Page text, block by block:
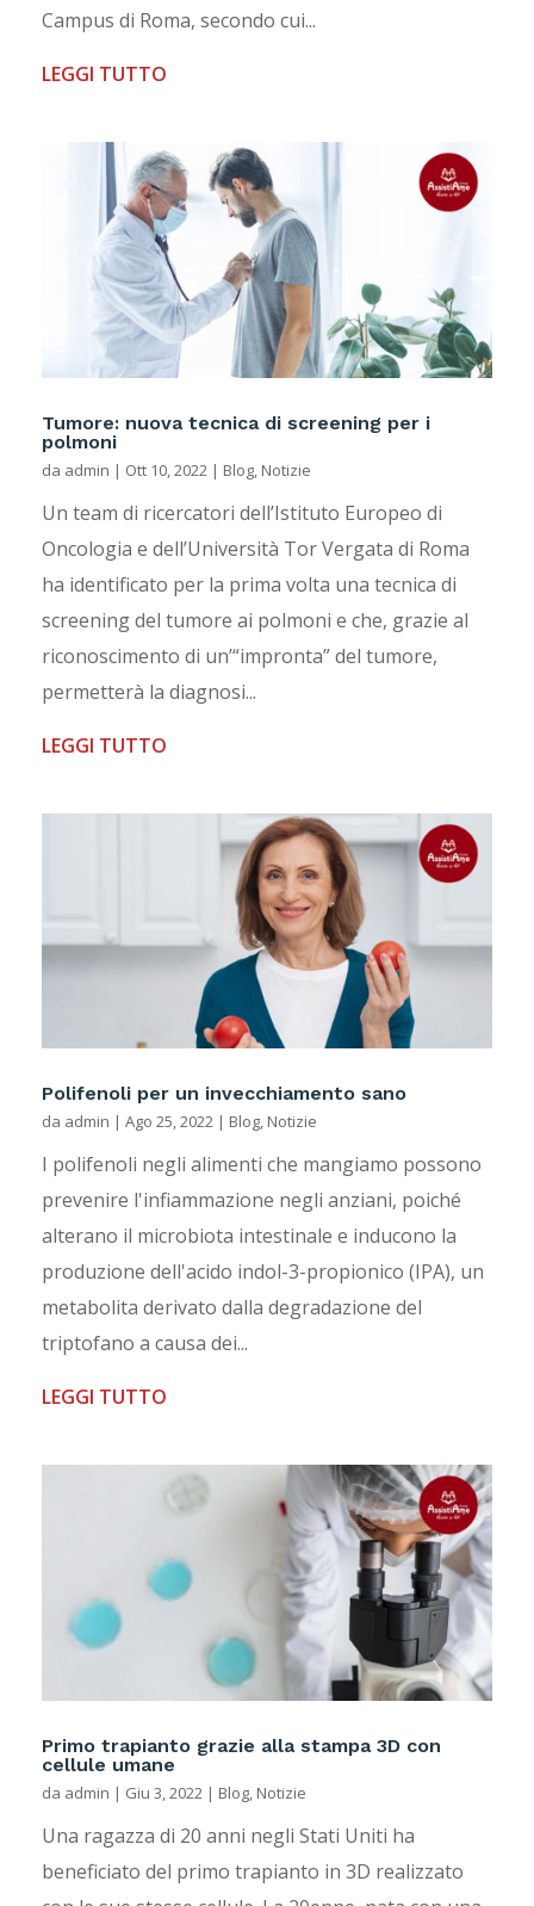
Campus di Roma, secondo cui...
LEGGI TUTTO
Tumore: nuova tecnica di screening per i
polmoni
da admin | Ott 10, 2022 | Blog, Notizie
Un team di ricercatori dell’Istituto Europeo di
Oncologia e dell’Università Tor Vergata di Roma
ha identificato per la prima volta una tecnica di
screening del tumore ai polmoni e che, grazie al
riconoscimento di un’“impronta” del tumore,
permetterà la diagnosi...
LEGGI TUTTO
Polifenoli per un invecchiamento sano
da admin | Ago 25, 2022 | Blog, Notizie
I polifenoli negli alimenti che mangiamo possono
prevenire l'infiammazione negli anziani, poiché
alterano il microbiota intestinale e inducono la
produzione dell'acido indol-3-propionico (IPA), un
metabolita derivato dalla degradazione del
triptofano a causa dei...
LEGGI TUTTO
Primo trapianto grazie alla stampa 3D con
cellule umane
da admin | Giu 3, 2022 | Blog, Notizie
Una ragazza di 20 anni negli Stati Uniti ha
beneficiato del primo trapianto in 3D realizzato